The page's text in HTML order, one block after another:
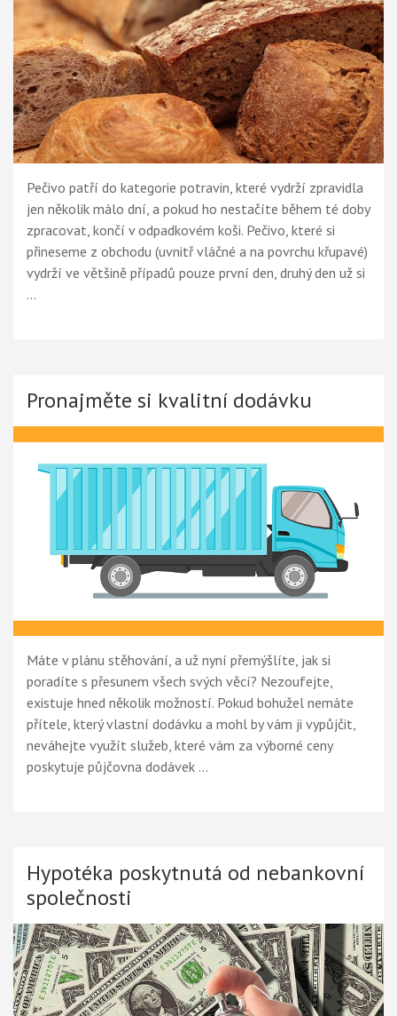
Pečivo patří do kategorie potravin, které vydrží zpravidla
jen několik málo dní, a pokud ho nestačíte během té doby
zpracovat, končí v odpadkovém koši. Pečivo, které si
přineseme z obchodu (uvnitř vláčné a na povrchu křupavé)
vydrží ve většině případů pouze první den, druhý den už si
…
Pronajměte si kvalitní dodávku
Máte v plánu stěhování, a už nyní přemýšlíte, jak si
poradíte s přesunem všech svých věcí? Nezoufejte,
existuje hned několik možností. Pokud bohužel nemáte
přítele, který vlastní dodávku a mohl by vám ji vypůjčit,
neváhejte využít služeb, které vám za výborné ceny
poskytuje půjčovna dodávek …
Hypotéka poskytnutá od nebankovní
společnosti